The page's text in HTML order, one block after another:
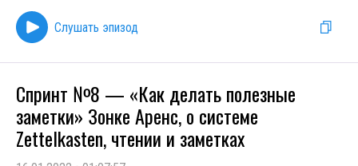
Слушать эпизод
Спринт №8 — «Как делать полезные
заметки» Зонке Аренс, о системе
Zettelkasten, чтении и заметках